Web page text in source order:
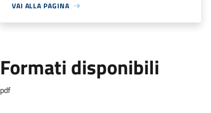
VAI ALLA PAGINA
Formati disponibili
pdf